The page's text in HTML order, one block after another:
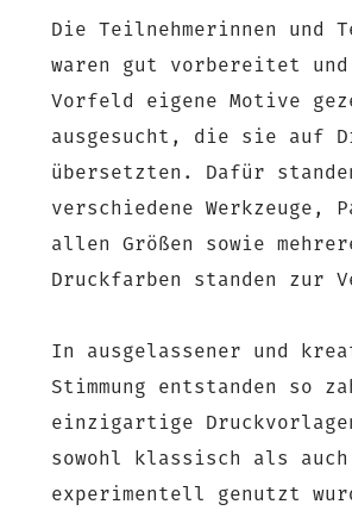
Die Teilnehmerinnen und
waren gut vorbereitet und
Vorfeld eigene Motive
ausgesucht, die sie auf
übersetzten. Dafür
verschiedene Werkzeuge,
allen Größen sowie
Druckfarben standen zur
In ausgelassener und
Stimmung entstanden so
einzigartige
sowohl klassisch als auch
experimentell genutzt